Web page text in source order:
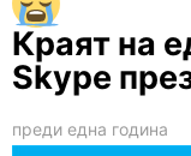
Краят на
Skype
преди една година